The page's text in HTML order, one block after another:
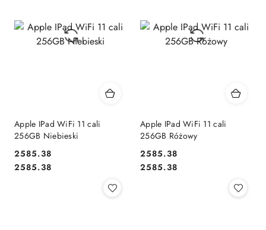
Apple IPad WiFi 11 cali
256GB Niebieski
Cena:
2585.38
Cena:
2585.38
Apple IPad WiFi 11 cali
256GB Różowy
Cena:
2585.38
Cena:
2585.38